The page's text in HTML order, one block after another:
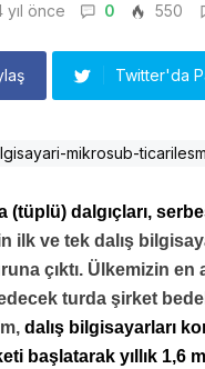
yıl önce 0 550
Twitter'da
dalgıçları,
ilk ve tek dalış
çıktı. Ülkemizin
turda şirket
dalış bilgisayarları
başlatarak yıllık 1,6